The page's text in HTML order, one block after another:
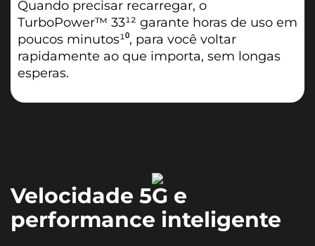
Quando precisar recarregar, o
TurboPower™ 33¹² garante horas de uso em
poucos minutos¹⁰, para você voltar
rapidamente ao que importa, sem longas
esperas.
Velocidade 5G e
performance inteligente